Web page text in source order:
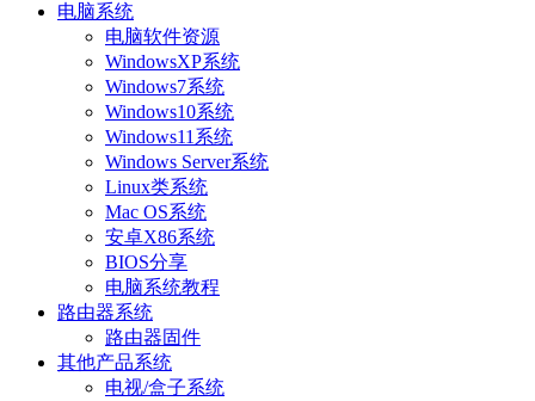
电脑系统
电脑软件资源
WindowsXP系统
Windows7系统
Windows10系统
Windows11系统
Windows Server系统
Linux类系统
Mac OS系统
安卓X86系统
BIOS分享
电脑系统教程
路由器系统
路由器固件
其他产品系统
电视/盒子系统